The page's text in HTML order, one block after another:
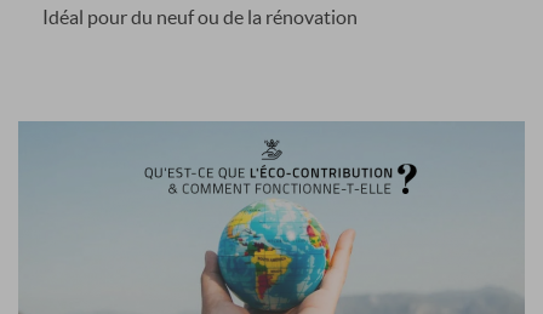
Idéal pour du neuf ou de la rénovation